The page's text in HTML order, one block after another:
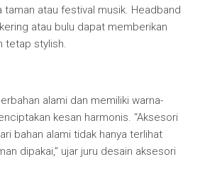
atau festival musik. Headband
atau bulu dapat memberikan
tetap stylish.
alami dan memiliki warna-
kesan harmonis. “Aksesori
bahan alami tidak hanya terlihat
dipakai,” ujar juru desain aksesori